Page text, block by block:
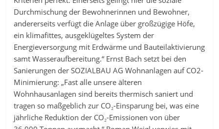
Durchmischung der Bewohnerinnen und Bewohner,
andererseits verfügt die Anlage über großzügige Höfe,
ein klimafittes, ausgeklügeltes System der
Energieversorgung mit Erdwärme und Bauteilaktivierung
samt Wasseraufbereitung.“ Ernst Bach setzt bei den
Sanierungen der SOZIALBAU AG Wohnanlagen auf CO2-
Minimierung: „Fast alle unsere älteren
Wohnhausanlagen sind bereits thermisch saniert und
tragen so maßgeblich zur CO₂-Einsparung bei, was eine
jährliche Reduktion der CO₂-Emissionen von über